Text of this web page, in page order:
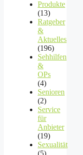
Produkte
(13)
Ratgeber
&
Aktuelles
(196)
Sehhilfen
&
OPs
(4)
Senioren
(2)
Service
für
Anbieter
(19)
Sexualität
(5)